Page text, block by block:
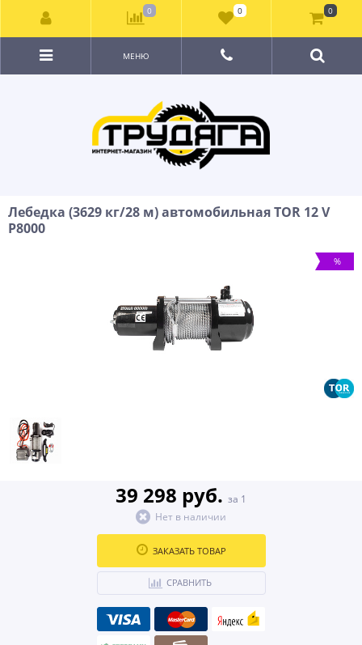
МЕНЮ
Лебедка (3629 кг/28 м) автомобильная TOR 12 V
P8000
%
39 298 руб. за 1
Нет в наличии
ЗАКАЗАТЬ ТОВАР
СРАВНИТЬ
0 0 0